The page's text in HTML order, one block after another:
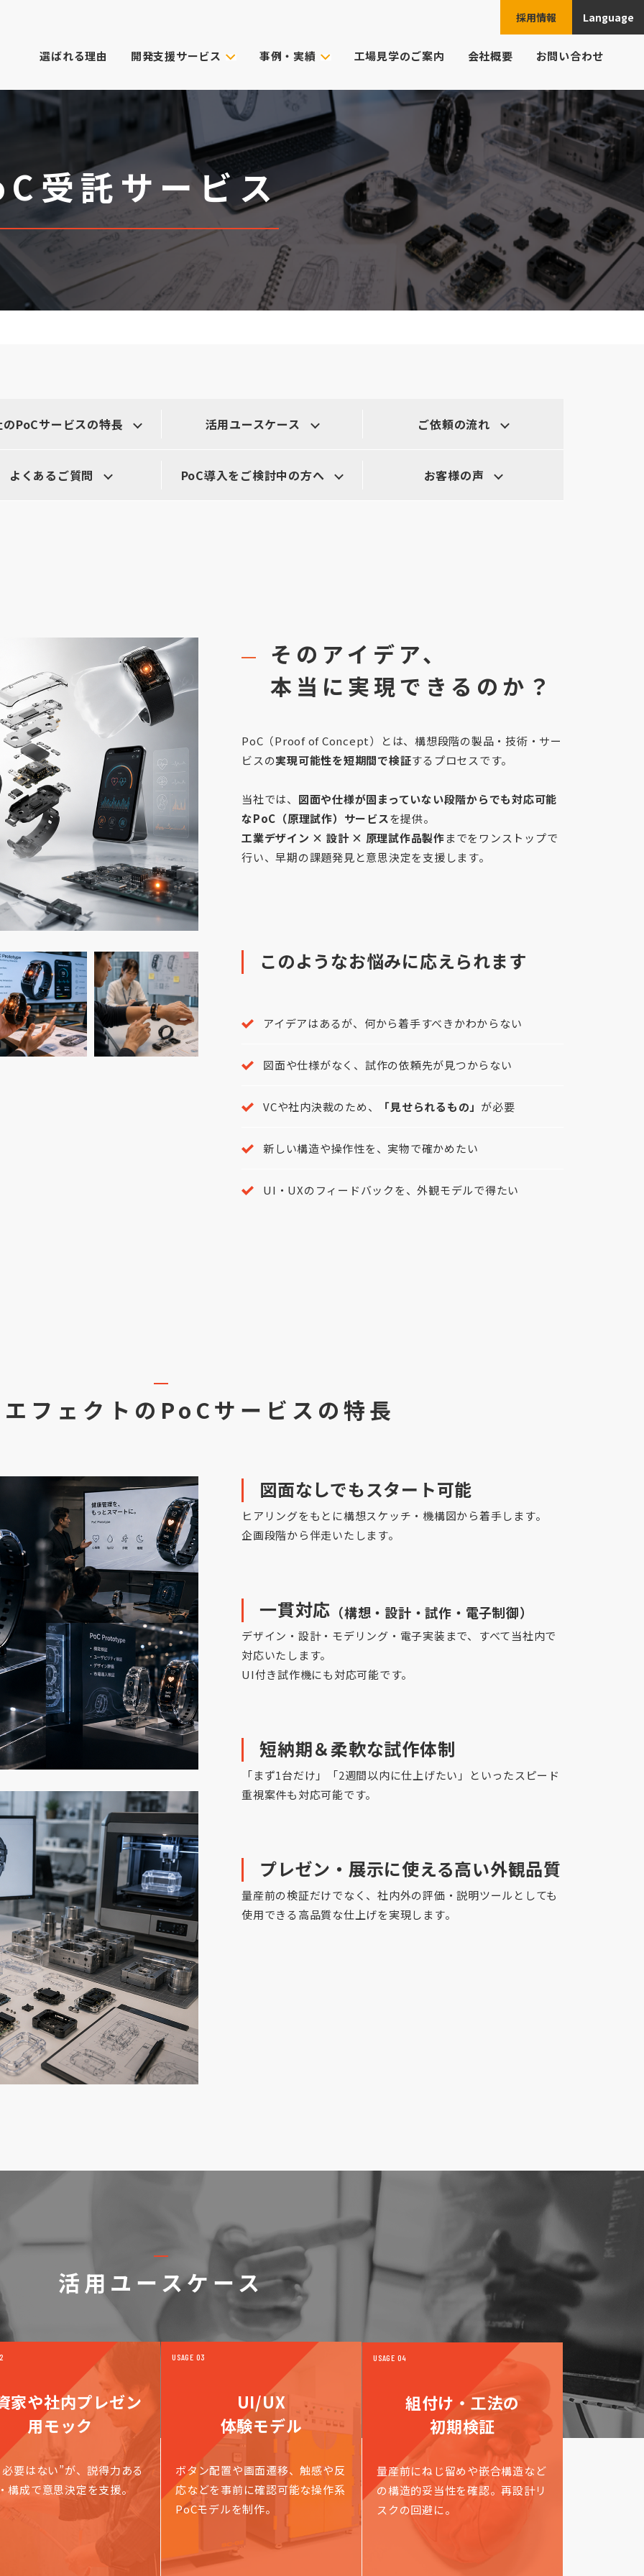
採用情報 Language
JPN
CHN
ESP
選ばれる理由 開発支援サービス
ル
カル)
試作技術から選ぶ
3Dプリンター
表面処理・加飾
光成形
スキャニング
プロダクトデザイン
筐体設計
CG動画制作
XRサービス
PoC受託サービス
ご注文の流れ
よくあるご質問
事例・実績
事例・実績
主なクライアント様の業界
これまでのご依頼例
工場見学のご案内 会社概要 お問い合わせ
受託サービス
のPoCサービスの特長 活用ユースケース ご依頼の流れ
よくあるご質問 PoC導入をご検討中の方へ お客様の声
そのアイデア、
本当に実現できるのか？
PoC（Proof of Concept）とは、構想段階の製品・技術・サー
ビスの実現可能性を短期間で検証するプロセスです。
当社では、 図面や仕様が固まっていない段階からでも対応可能
なPoC（原理試作）サービスを提供。
工業デザイン × 設計 × 原理試作品製作までをワンストップで
行い、早期の課題発見と意思決定を支援します。
このようなお悩みに応えられます
アイデアはあるが、何から着手すべきかわからない
図面や仕様がなく、試作の依頼先が見つからない
VCや社内決裁のため、 「見せられるもの」 が必要
新しい構造や操作性を、実物で確かめたい
UI・UXのフィードバックを、外観モデルで得たい
フェクトの PoCサービスの特長
図面なしでもスタート可能
ヒアリングをもとに構想スケッチ・機構図から着手します。
企画段階から伴走いたします。
一貫対応 （構想・設計・試作・電子制御）
デザイン・設計・モデリング・電子実装まで、すべて当社内で
対応いたします。
UI付き試作機にも対応可能です。
短納期＆柔軟な試作体制
「まず1台だけ」「2週間以内に仕上げたい」といったスピード
重視案件も対応可能です。
プレゼン・展示に使える高い外観品質
量産前の検証だけでなく、社内外の評価・説明ツールとしても
使用できる高品質な仕上げを実現します。
活用ユースケース
家や社内プレゼン
用モック
要はない”が、説得力ある
構成で意思決定を支援。
USAGE 03
UI/UX
体験モデル
ボタン配置や画面遷移、触感や反
応などを事前に確認可能な操作系
PoCモデルを制作。
USAGE 04
組付け・工法の
初期検証
量産前にねじ留めや嵌合構造など
の構造的妥当性を確認。再設計リ
スクの回避に。